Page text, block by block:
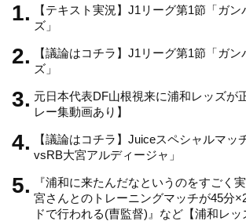
m h
a
n
e
【テキスト実況】J1リーグ第1節「ガ
ズ」
【議論はコチラ】J1リーグ第1節「ガ
ズ」
元日本代表DF山根視来に浦和レッズが
レー集動画あり】
【議論はコチラ】Juiceスペシャルマッ
vsRB大宮アルディージャ」
『浦和に来たんだなというのをすごく
宮さんとのトレーニングマッチが45分
ドで行われる(曺監督)』など【浦和レ